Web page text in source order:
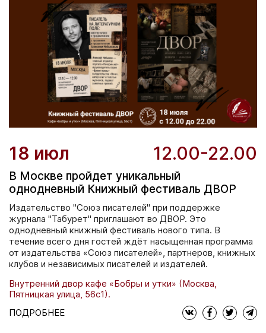
18 июл 12.00-22.00
В Москве пройдет уникальный
однодневный Книжный фестиваль ДВОР
Издательство "Союз писателей" при поддержке
журнала "Табурет" приглашают во ДВОР. Это
однодневный книжный фестиваль нового типа. В
течение всего дня гостей ждёт насыщенная программа
от издательства «Союз писателей», партнеров, книжных
клубов и независимых писателей и издателей.
Внутренний двор кафе «Бобры и утки» (Москва,
Пятницкая улица, 56с1).
ПОДРОБНЕЕ